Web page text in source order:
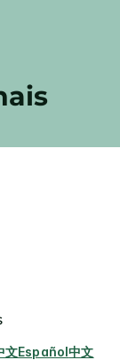
文Español中文